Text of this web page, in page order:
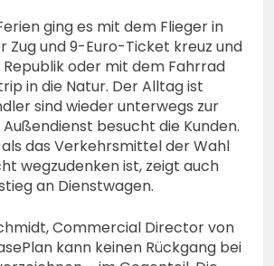
ging es mit dem Flieger in
Zug und 9-Euro-Ticket kreuz und
oder mit dem Fahrrad
in die Natur. Der Alltag ist
sind wieder unterwegs zur
besucht die Kunden.
als das Verkehrsmittel der Wahl
wegzudenken ist, zeigt auch
an Dienstwagen.
Commercial Director von
kann keinen Rückgang bei